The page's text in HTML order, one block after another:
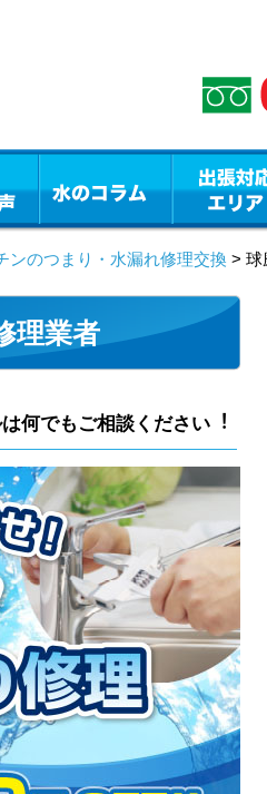
ンのつまり・水漏れ修理交換 > 球
理業者
は何でもご相談ください︕